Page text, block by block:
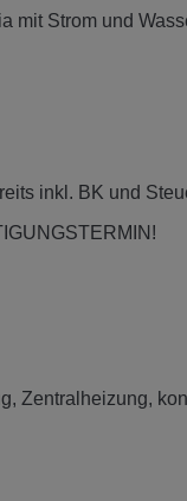
mit Strom und
inkl. BK und
Zentralheizung